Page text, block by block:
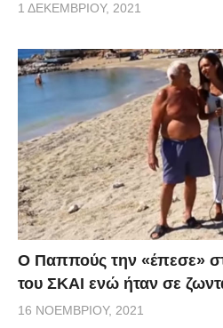
1 ΔΕΚΕΜΒΡΊΟΥ, 2021
Ο Παππούς την «έπεσε»
του ΣΚΑΙ ενώ ήταν σε
16 ΝΟΕΜΒΡΊΟΥ, 2021